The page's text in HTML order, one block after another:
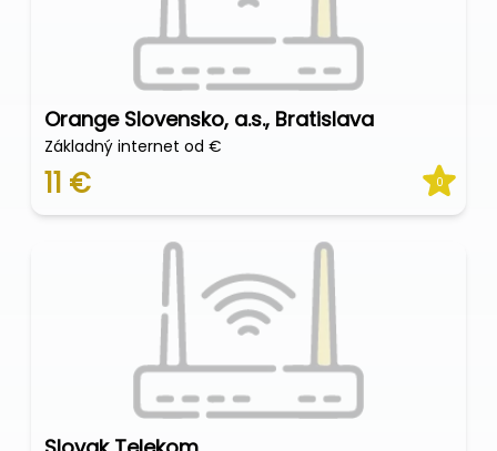
Orange Slovensko, a.s., Bratislava
Základný internet od €
11 € 0